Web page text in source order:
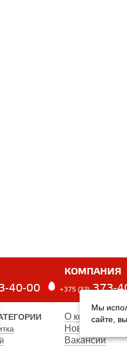
КОМПАНИЯ
40-00 +375 (33) 373-
О компании
Новости
Вакансии
Мы
сайте,